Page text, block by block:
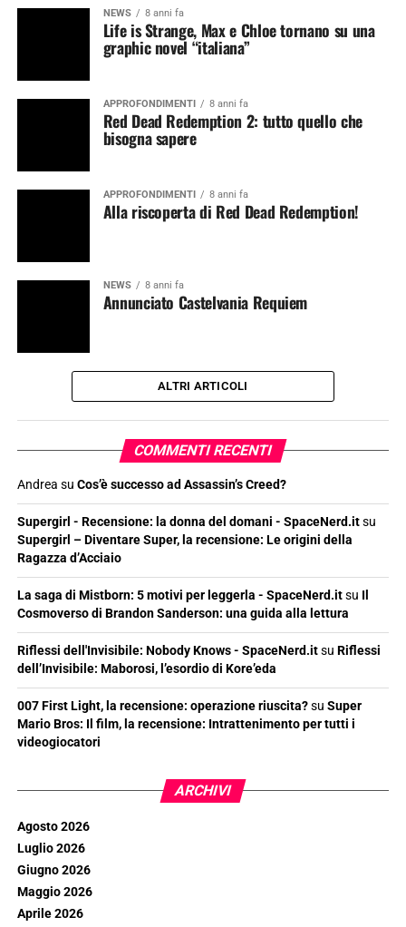
NEWS 8 anni fa
Life is Strange, Max e Chloe tornano su una
graphic novel “italiana”
APPROFONDIMENTI 8 anni fa
Red Dead Redemption 2: tutto quello che
bisogna sapere
APPROFONDIMENTI 8 anni fa
Alla riscoperta di Red Dead Redemption!
NEWS 8 anni fa
Annunciato Castelvania Requiem
ALTRI ARTICOLI
COMMENTI RECENTI
Andrea su Cos’è successo ad Assassin’s Creed?
Supergirl - Recensione: la donna del domani - SpaceNerd.itsu
Supergirl – Diventare Super, la recensione: Le origini della
Ragazza d’Acciaio
La saga di Mistborn: 5 motivi per leggerla - SpaceNerd.itsu Il
Cosmoverso di Brandon Sanderson: una guida alla lettura
Riflessi dell'Invisibile: Nobody Knows - SpaceNerd.itsu Riflessi
dell’Invisibile: Maborosi, l’esordio di Kore’eda
007 First Light, la recensione: operazione riuscita?su Super
Mario Bros: Il film, la recensione: Intrattenimento per tutti i
videogiocatori
ARCHIVI
Agosto 2026
Luglio 2026
Giugno 2026
Maggio 2026
Aprile 2026